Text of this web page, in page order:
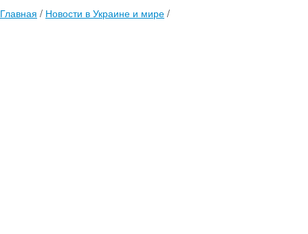
Главная / Новости в Украине и мире /